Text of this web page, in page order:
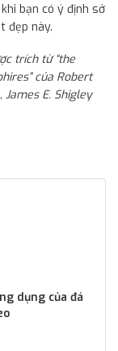
bạn có ý định sở
đẹp này.
từ “the
của Robert
James E. Shigley
dụng của đá